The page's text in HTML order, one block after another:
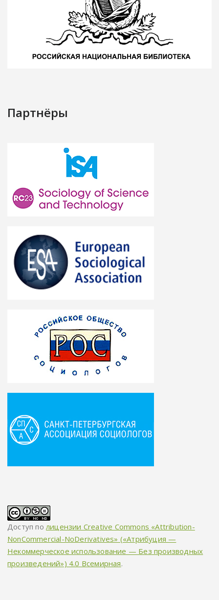
Партнёры
Доступ полицензии Creative Commons «Attribution-
NonCommercial-NoDerivatives» («Атрибуция —
Некоммерческое использование — Без производных
произведений») 4.0 Всемирная.